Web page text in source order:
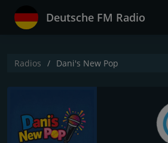
Deutsche FM Radio
Radios Dani's New Pop